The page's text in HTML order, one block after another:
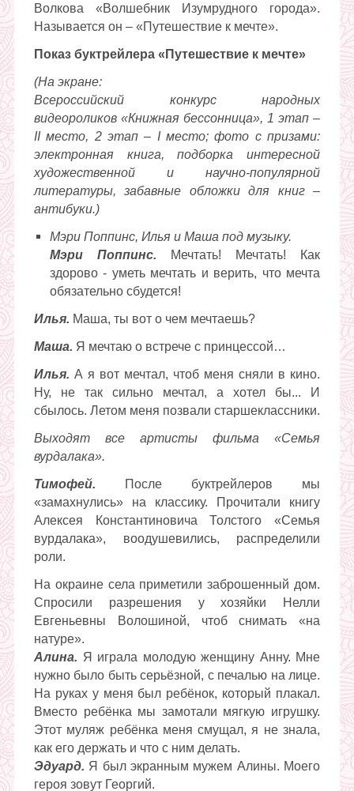
Волкова «Волшебник Изумрудного города».
Называется он – «Путешествие к мечте».
Показ буктрейлера «Путешествие к мечте»
(На экране:
Всероссийский конкурс народных
видеороликов «Книжная бессонница», 1 этап –
IIместо, 2 этап – Iместо; фото с призами:
электронная книга, подборка интересной
художественной и научно-популярной
литературы, забавные обложки для книг –
антибуки.)
Мэри Поппинс, Илья и Маша под музыку.
Мэри Поппинс.
Мечтать! Мечтать! Как
здорово - уметь мечтать и верить, что мечта
обязательно сбудется!
Илья. Маша, ты вот о чем мечтаешь?
Маша. Я мечтаю о встрече с принцессой…
Илья. А я вот мечтал, чтоб меня сняли в кино.
Ну, не так сильно мечтал, а хотел бы... И
сбылось. Летом меня позвали старшеклассники.
Выходят все артисты фильма «Семья
вурдалака».
Тимофей.
После буктрейлеров мы
«замахнулись» на классику. Прочитали книгу
Алексея Константиновича Толстого «Семья
вурдалака», воодушевились, распределили
роли.
На окраине села приметили заброшенный дом.
Спросили разрешения у хозяйки Нелли
Евгеньевны Волошиной, чтоб снимать «на
натуре».
Алина. Я играла молодую женщину Анну. Мне
нужно было быть серьёзной, с печалью на лице.
На руках у меня был ребёнок, который плакал.
Вместо ребёнка мы замотали мягкую игрушку.
Этот муляж ребёнка меня смущал, я не знала,
как его держать и что с ним делать.
Эдуард. Я был экранным мужем Алины. Моего
героя зовут Георгий.